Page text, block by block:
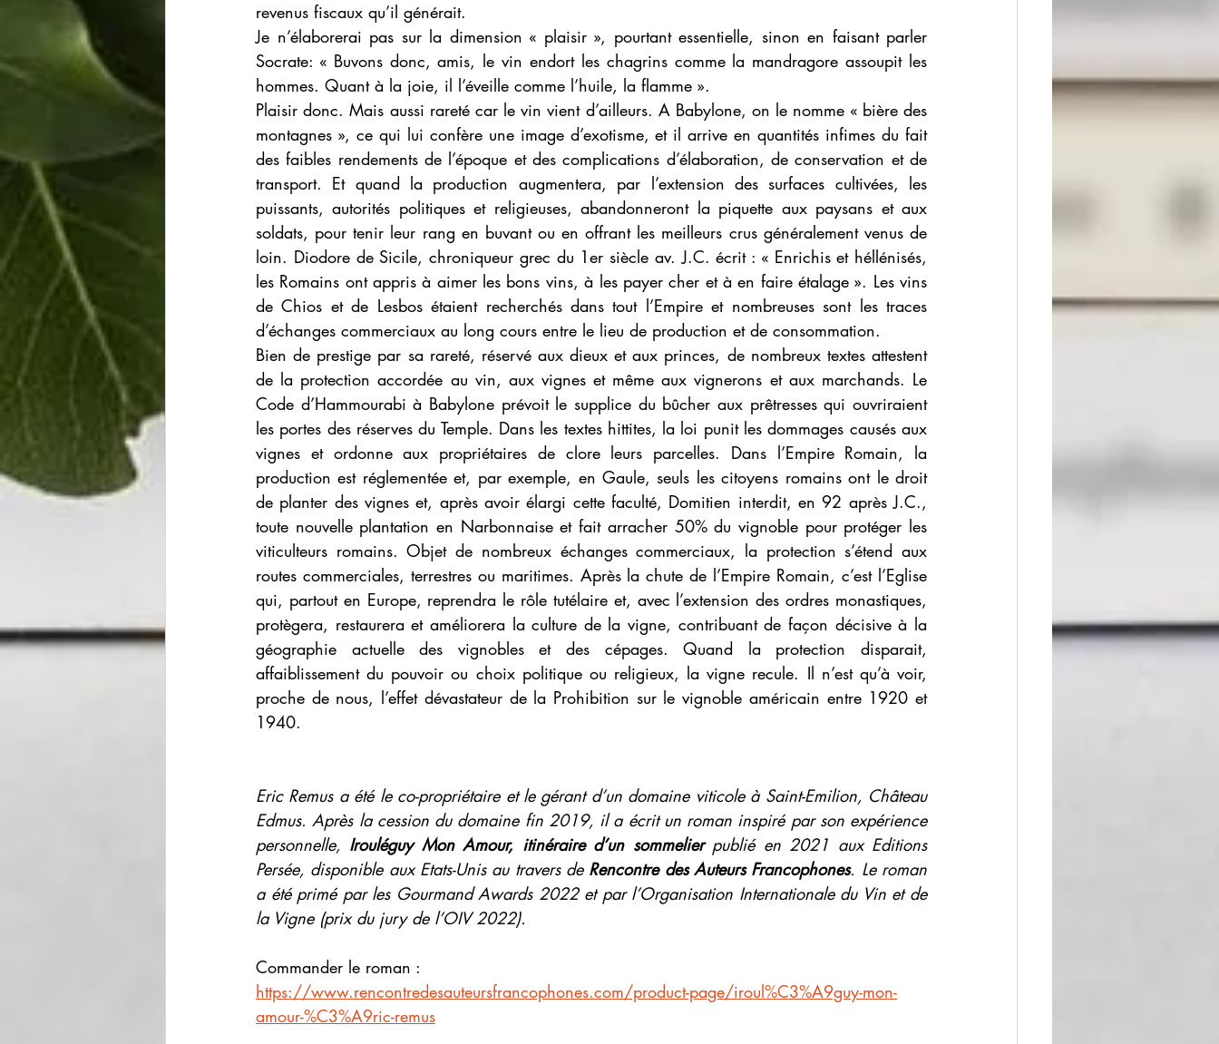
revenus fiscaux qu’il générait.
Je n’élaborerai pas sur la dimension « plaisir », pourtant essentielle, sinon en faisant parler
Socrate: « Buvons donc, amis, le vin endort les chagrins comme la mandragore assoupit les
hommes. Quant à la joie, il l’éveille comme l’huile, la flamme ».
Plaisir donc. Mais aussi rareté car le vin vient d’ailleurs. A Babylone, on le nomme « bière des
montagnes », ce qui lui confère une image d’exotisme, et il arrive en quantités infimes du fait
des faibles rendements de l’époque et des complications d’élaboration, de conservation et de
transport. Et quand la production augmentera, par l’extension des surfaces cultivées, les
puissants, autorités politiques et religieuses, abandonneront la piquette aux paysans et aux
soldats, pour tenir leur rang en buvant ou en offrant les meilleurs crus généralement venus de
loin. Diodore de Sicile, chroniqueur grec du 1er siècle av. J.C. écrit : « Enrichis et héllénisés,
les Romains ont appris à aimer les bons vins, à les payer cher et à en faire étalage ». Les vins
de Chios et de Lesbos étaient recherchés dans tout l’Empire et nombreuses sont les traces
d’échanges commerciaux au long cours entre le lieu de production et de consommation.
Bien de prestige par sa rareté, réservé aux dieux et aux princes, de nombreux textes attestent
de la protection accordée au vin, aux vignes et même aux vignerons et aux marchands. Le
Code d’Hammourabi à Babylone prévoit le supplice du bûcher aux prêtresses qui ouvriraient
les portes des réserves du Temple. Dans les textes hittites, la loi punit les dommages causés aux
vignes et ordonne aux propriétaires de clore leurs parcelles. Dans l’Empire Romain, la
production est réglementée et, par exemple, en Gaule, seuls les citoyens romains ont le droit
de planter des vignes et, après avoir élargi cette faculté, Domitien interdit, en 92 après J.C.,
toute nouvelle plantation en Narbonnaise et fait arracher 50% du vignoble pour protéger les
viticulteurs romains. Objet de nombreux échanges commerciaux, la protection s’étend aux
routes commerciales, terrestres ou maritimes. Après la chute de l’Empire Romain, c’est l’Eglise
qui, partout en Europe, reprendra le rôle tutélaire et, avec l’extension des ordres monastiques,
protègera, restaurera et améliorera la culture de la vigne, contribuant de façon décisive à la
géographie actuelle des vignobles et des cépages. Quand la protection disparait,
affaiblissement du pouvoir ou choix politique ou religieux, la vigne recule. Il n’est qu’à voir,
proche de nous, l’effet dévastateur de la Prohibition sur le vignoble américain entre 1920 et
1940.
Eric Remus a été le co-propriétaire et le gérant d’un domaine viticole à Saint-Emilion, Château
Edmus. Après la cession du domaine fin 2019, il a écrit un roman inspiré par son expérience
personnelle, Irouléguy Mon Amour, itinéraire d’un sommelier publié en 2021 aux Editions
Persée, disponible aux Etats-Unis au travers de Rencontre des Auteurs Francophones. Le roman
a été primé par les Gourmand Awards 2022 et par l’Organisation Internationale du Vin et de
la Vigne (prix du jury de l’OIV 2022).
Commander le roman :
https://www.rencontredesauteursfrancophones.com/product-page/iroul%C3%A9guy-mon-
amour-%C3%A9ric-remus